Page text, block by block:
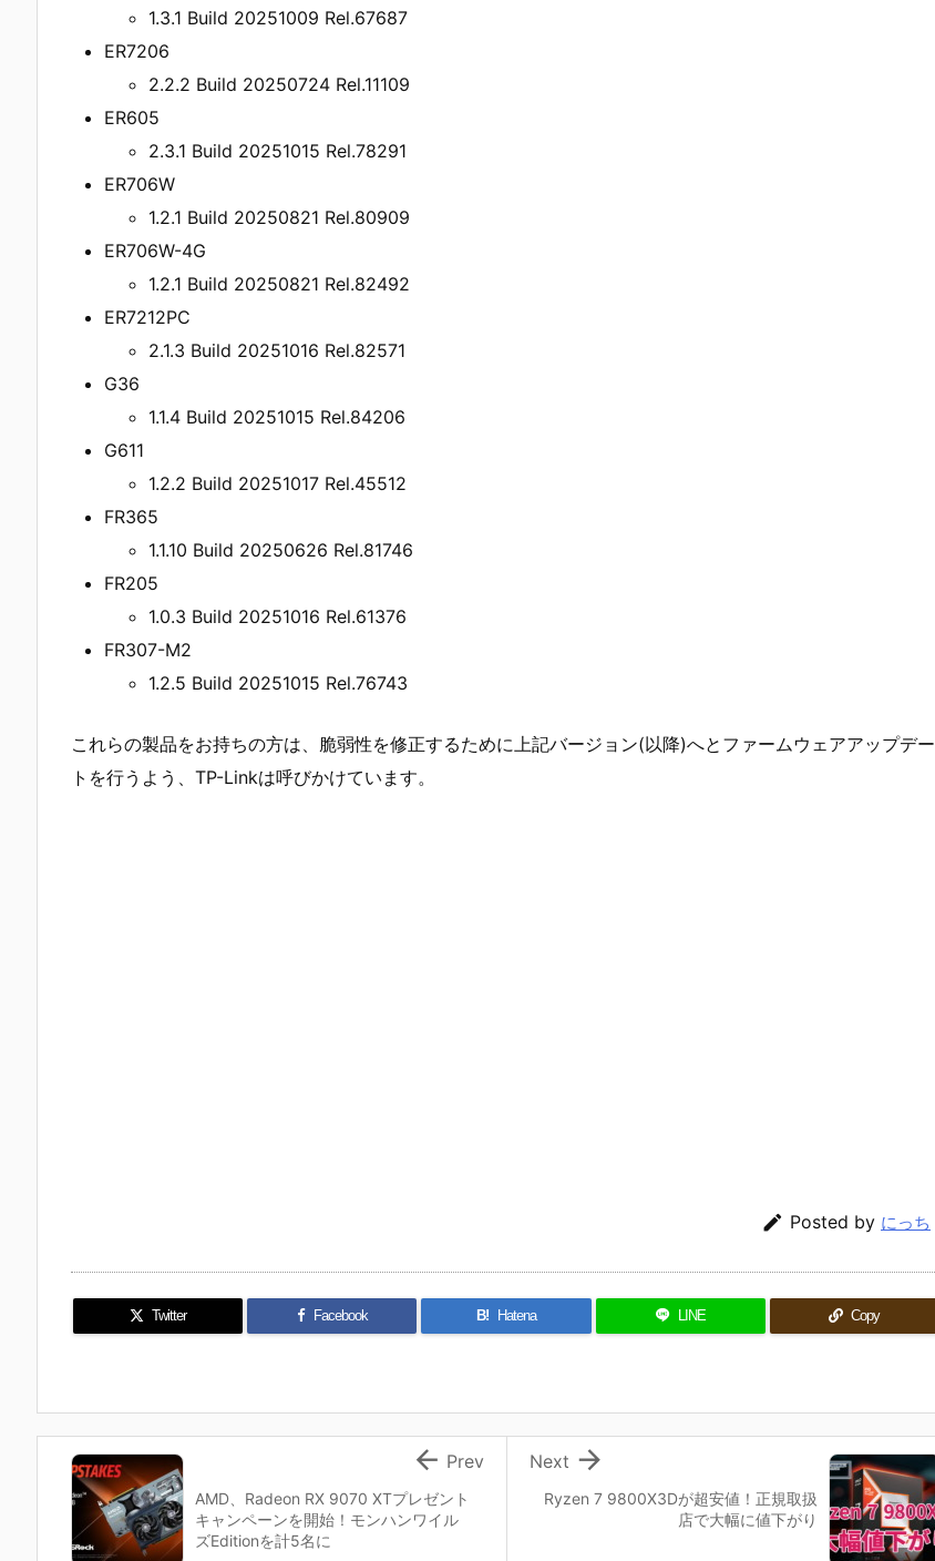
1.3.1 Build 20251009 Rel.67687
ER7206
2.2.2 Build 20250724 Rel.11109
ER605
2.3.1 Build 20251015 Rel.78291
ER706W
1.2.1 Build 20250821 Rel.80909
ER706W-4G
1.2.1 Build 20250821 Rel.82492
ER7212PC
2.1.3 Build 20251016 Rel.82571
G36
1.1.4 Build 20251015 Rel.84206
G611
1.2.2 Build 20251017 Rel.45512
FR365
1.1.10 Build 20250626 Rel.81746
FR205
1.0.3 Build 20251016 Rel.61376
FR307-M2
1.2.5 Build 20251015 Rel.76743
これらの製品をお持ちの方は、脆弱性を修正するために上記バージョン(以降)へとファームウェアアップデー
トを行うよう、TP-Linkは呼びかけています。
 Posted by にっち
Twitter Facebook B! Hatena LINE Copy
Ryzen 7 9800X3Dが超安値！正規取扱
店で大幅に値下がり

Next
AMD、Radeon RX 9070 XTプレゼント
キャンペーンを開始！モンハンワイル
ズEditionを計5名に
 Prev